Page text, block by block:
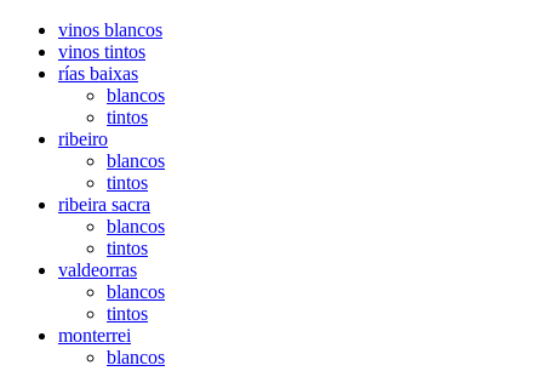
vinos blancos
vinos tintos
rías baixas
blancos
tintos
ribeiro
blancos
tintos
ribeira sacra
blancos
tintos
valdeorras
blancos
tintos
monterrei
blancos